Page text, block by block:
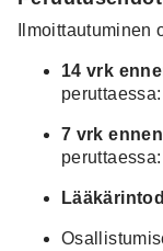
Ilmoittautuminen
14 vrk
7 vrk ennen